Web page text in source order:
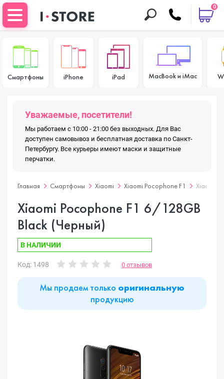
0
Смартфоны iPhone iPad MacBook и iMac
Уважаемые, посетители!
Мы работаем с 10:00 - 21:00 без выходных. Для Вас
доступен самовывоз и бесплатная доставка по Санкт-
Петербургу. Все курьеры имеют маски и защитные
перчатки.
Главная Смартфоны Xiaomi Xiaomi Pocophone F1 Xiaomi
Xiaomi Pocophone F1 6/128GB
Black (Черный)
В НАЛИЧИИ
Код: 1498 0 отзывов
Мы продаем только оригинальную
продукцию